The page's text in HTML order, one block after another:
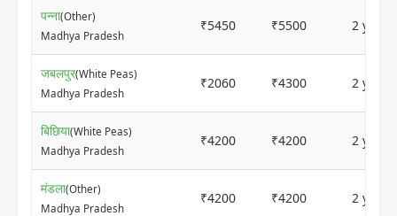
पन्ना(Other)
Madhya Pradesh
₹5450 ₹5500 2
जबलपुर(White Peas)
Madhya Pradesh
₹2060 ₹4300 2
बिछिया(White Peas)
Madhya Pradesh
₹4200 ₹4200 2
मंडला(Other)
Madhya Pradesh
₹4200 ₹4200 2